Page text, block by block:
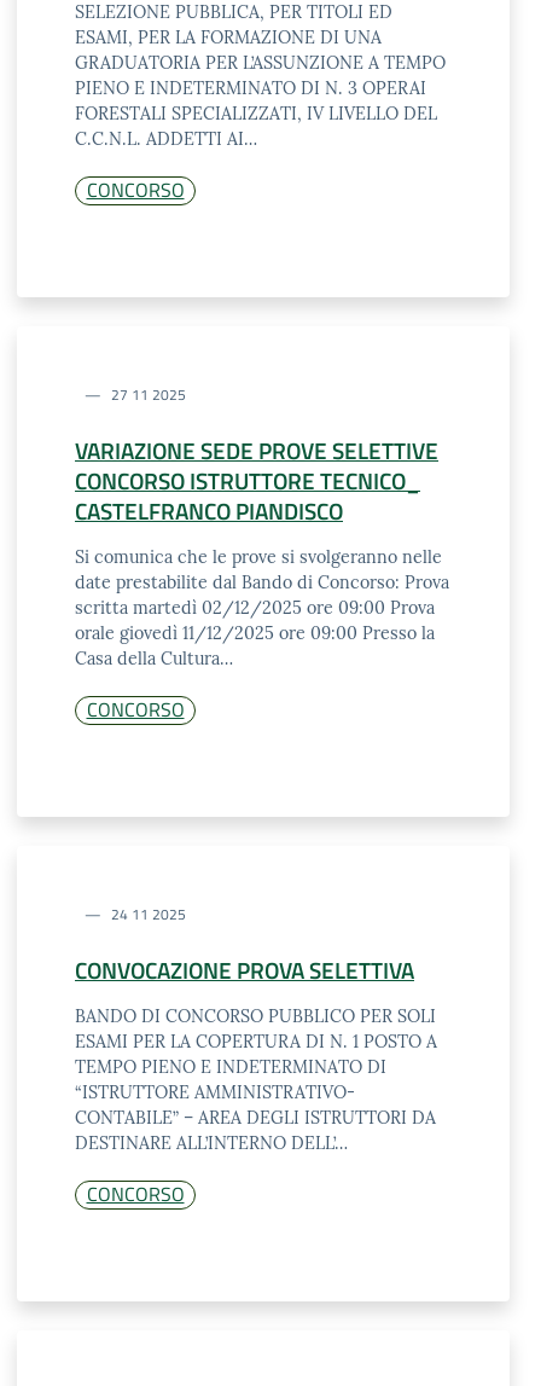
SELEZIONE PUBBLICA, PER TITOLI ED
ESAMI, PER LA FORMAZIONE DI UNA
GRADUATORIA PER L’ASSUNZIONE A TEMPO
PIENO E INDETERMINATO DI N. 3 OPERAI
FORESTALI SPECIALIZZATI, IV LIVELLO DEL
C.C.N.L. ADDETTI AI…
CONCORSO
27 11 2025
VARIAZIONE SEDE PROVE SELETTIVE
CONCORSO ISTRUTTORE TECNICO_
CASTELFRANCO PIANDISCO
Si comunica che le prove si svolgeranno nelle
date prestabilite dal Bando di Concorso: Prova
scritta martedì 02/12/2025 ore 09:00 Prova
orale giovedì 11/12/2025 ore 09:00 Presso la
Casa della Cultura…
CONCORSO
24 11 2025
CONVOCAZIONE PROVA SELETTIVA
BANDO DI CONCORSO PUBBLICO PER SOLI
ESAMI PER LA COPERTURA DI N. 1 POSTO A
TEMPO PIENO E INDETERMINATO DI
“ISTRUTTORE AMMINISTRATIVO-
CONTABILE” – AREA DEGLI ISTRUTTORI DA
DESTINARE ALL’INTERNO DELL’…
CONCORSO